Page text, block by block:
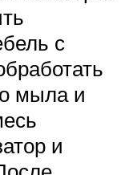
с
мыла и
и